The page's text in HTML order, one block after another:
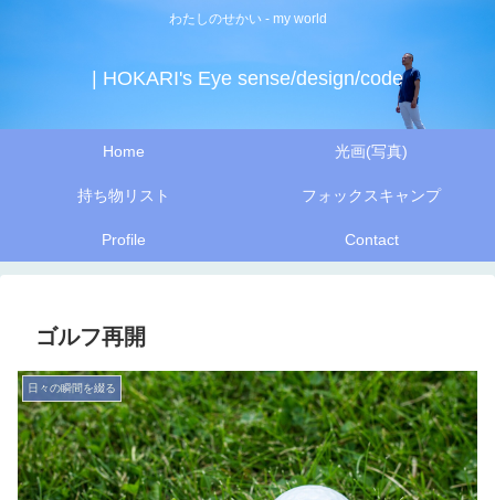
わたしのせかい - my world
| HOKARI's Eye sense/design/code
Home 光画(写真)
持ち物リスト フォックスキャンプ
Profile Contact
ゴルフ再開
日々の瞬間を綴る